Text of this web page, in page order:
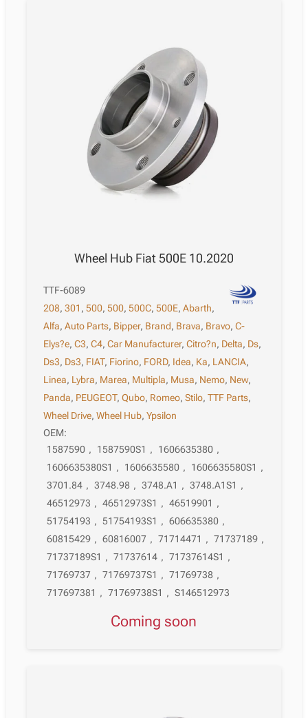
Wheel Hub Fiat 500E 10.2020
TTF-6089
208,301 ,500,500,500C,500E,Abarth,
Alfa,Auto Parts, Bipper, Brand, Brava, Bravo,C-
Elys?e,C3,C4,Car Manufacturer,Citro?n, Delta, Ds,
Ds3, Ds3, FIAT, Fiorino, FORD, Idea, Ka, LANCIA,
Linea, Lybra, Marea, Multipla, Musa, Nemo, New,
Panda, PEUGEOT,Qubo, Romeo,Stilo,TTF Parts,
Wheel Drive,Wheel Hub,Ypsilon
OEM:
1587590 , 1587590S1 , 1606635380 ,
1606635380S1 , 1606635580 , 1606635580S1 ,
3701.84 , 3748.98 , 3748.A1 , 3748.A1S1 ,
46512973 , 46512973S1 , 46519901 ,
51754193 , 51754193S1 , 606635380 ,
60815429 , 60816007 , 71714471 , 71737189 ,
71737189S1 , 71737614 , 71737614S1 ,
71769737 , 71769737S1 , 71769738 ,
717697381 , 71769738S1 , S146512973
Coming soon